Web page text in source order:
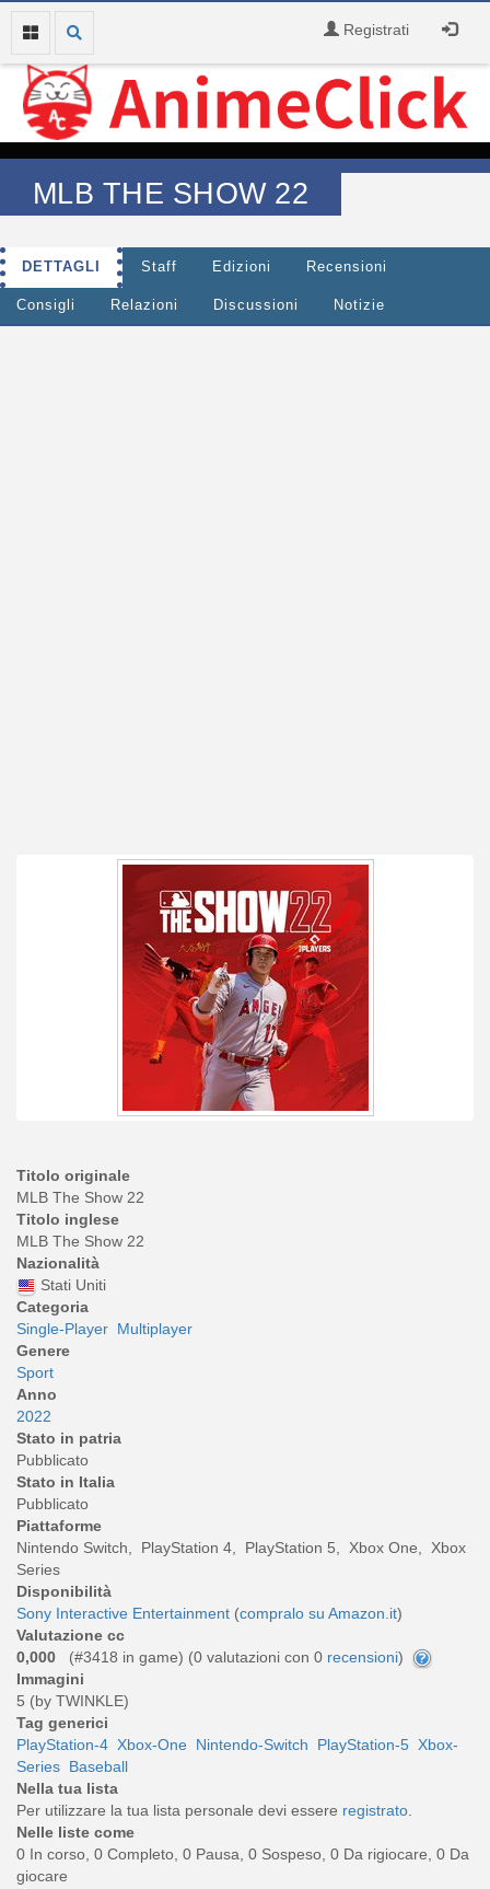
Registrati
MLB THE SHOW 22
DETTAGLI Staff Edizioni Recensioni
Consigli Relazioni Discussioni Notizie
Titolo originale
MLB The Show 22
Titolo inglese
MLB The Show 22
Nazionalità
Stati Uniti
Categoria
Single-Player Multiplayer
Genere
Sport
Anno
2022
Stato in patria
Pubblicato
Stato in Italia
Pubblicato
Piattaforme
Nintendo Switch, PlayStation 4, PlayStation 5, Xbox One, Xbox
Series
Disponibilità
Sony Interactive Entertainment (compralo su Amazon.it)
Valutazione cc
0,000
(#3418 in game) (0 valutazioni con 0 recensioni)
Immagini
5 (by TWINKLE)
Tag generici
PlayStation-4 Xbox-One Nintendo-Switch PlayStation-5 Xbox-
Series Baseball
Nella tua lista
Per utilizzare la tua lista personale devi essere registrato.
Nelle liste come
0 In corso, 0 Completo, 0 Pausa, 0 Sospeso, 0 Da rigiocare, 0 Da
giocare